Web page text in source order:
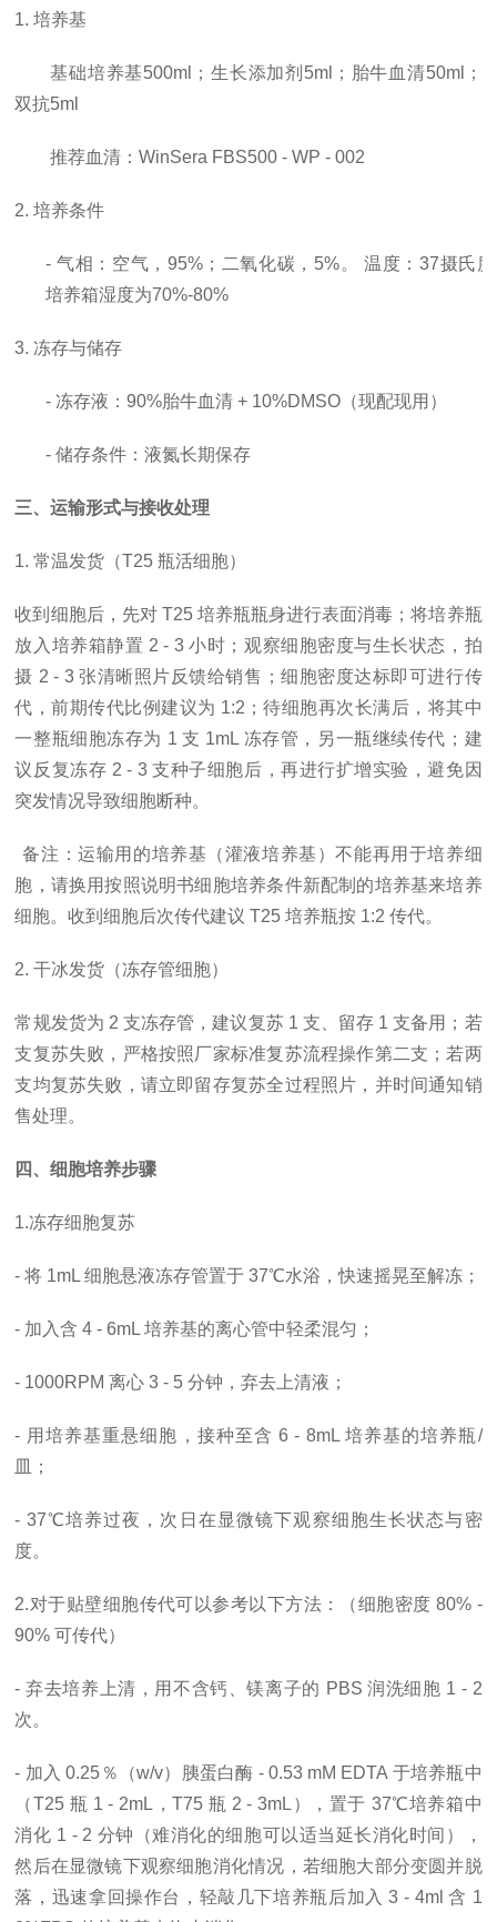
1. 培养基
基础培养基500ml；生长添加剂5ml；胎牛血清50ml；
双抗5ml
推荐血清：WinSera FBS500 - WP - 002
2. 培养条件
- 气相：空气，95%；二氧化碳，5%。 温度：37摄氏
培养箱湿度为70%-80%
3. 冻存与储存
- 冻存液：90%胎牛血清 + 10%DMSO（现配现用）
- 储存条件：液氮长期保存
三、运输形式与接收处理
1. 常温发货（T25 瓶活细胞）
收到细胞后，先对 T25 培养瓶瓶身进行表面消毒；将培养瓶
放入培养箱静置 2 - 3 小时；观察细胞密度与生长状态，拍
摄 2 - 3 张清晰照片反馈给销售；细胞密度达标即可进行传
代，前期传代比例建议为 1:2；待细胞再次长满后，将其中
一整瓶细胞冻存为 1 支 1mL 冻存管，另一瓶继续传代；建
议反复冻存 2 - 3 支种子细胞后，再进行扩增实验，避免因
突发情况导致细胞断种。
备注：运输用的培养基（灌液培养基）不能再用于培养细
胞，请换用按照说明书细胞培养条件新配制的培养基来培养
细胞。收到细胞后次传代建议 T25 培养瓶按 1:2 传代。
2. 干冰发货（冻存管细胞）
常规发货为 2 支冻存管，建议复苏 1 支、留存 1 支备用；若
支复苏失败，严格按照厂家标准复苏流程操作第二支；若两
支均复苏失败，请立即留存复苏全过程照片，并时间通知销
售处理。
四、细胞培养步骤
1.冻存细胞复苏
- 将 1mL 细胞悬液冻存管置于 37℃水浴，快速摇晃至解冻；
- 加入含 4 - 6mL 培养基的离心管中轻柔混匀；
- 1000RPM 离心 3 - 5 分钟，弃去上清液；
- 用培养基重悬细胞，接种至含 6 - 8mL 培养基的培养瓶/
皿；
- 37℃培养过夜，次日在显微镜下观察细胞生长状态与密
度。
2.对于贴壁细胞传代可以参考以下方法：（细胞密度 80% -
90% 可传代）
- 弃去培养上清，用不含钙、镁离子的 PBS 润洗细胞 1 - 2
次。
- 加入 0.25％（w/v）胰蛋白酶 - 0.53 mM EDTA 于培养瓶中
（T25 瓶 1 - 2mL，T75 瓶 2 - 3mL），置于 37℃培养箱中
消化 1 - 2 分钟（难消化的细胞可以适当延长消化时间），
然后在显微镜下观察细胞消化情况，若细胞大部分变圆并脱
落，迅速拿回操作台，轻敲几下培养瓶后加入 3 - 4ml 含 1